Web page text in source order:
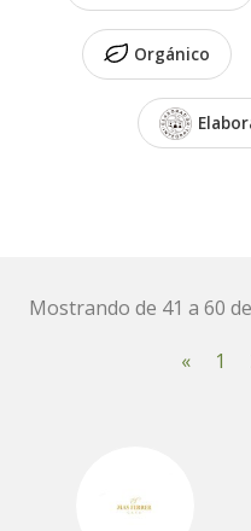
Orgánico
Mostrando de 41 a 60
«
1